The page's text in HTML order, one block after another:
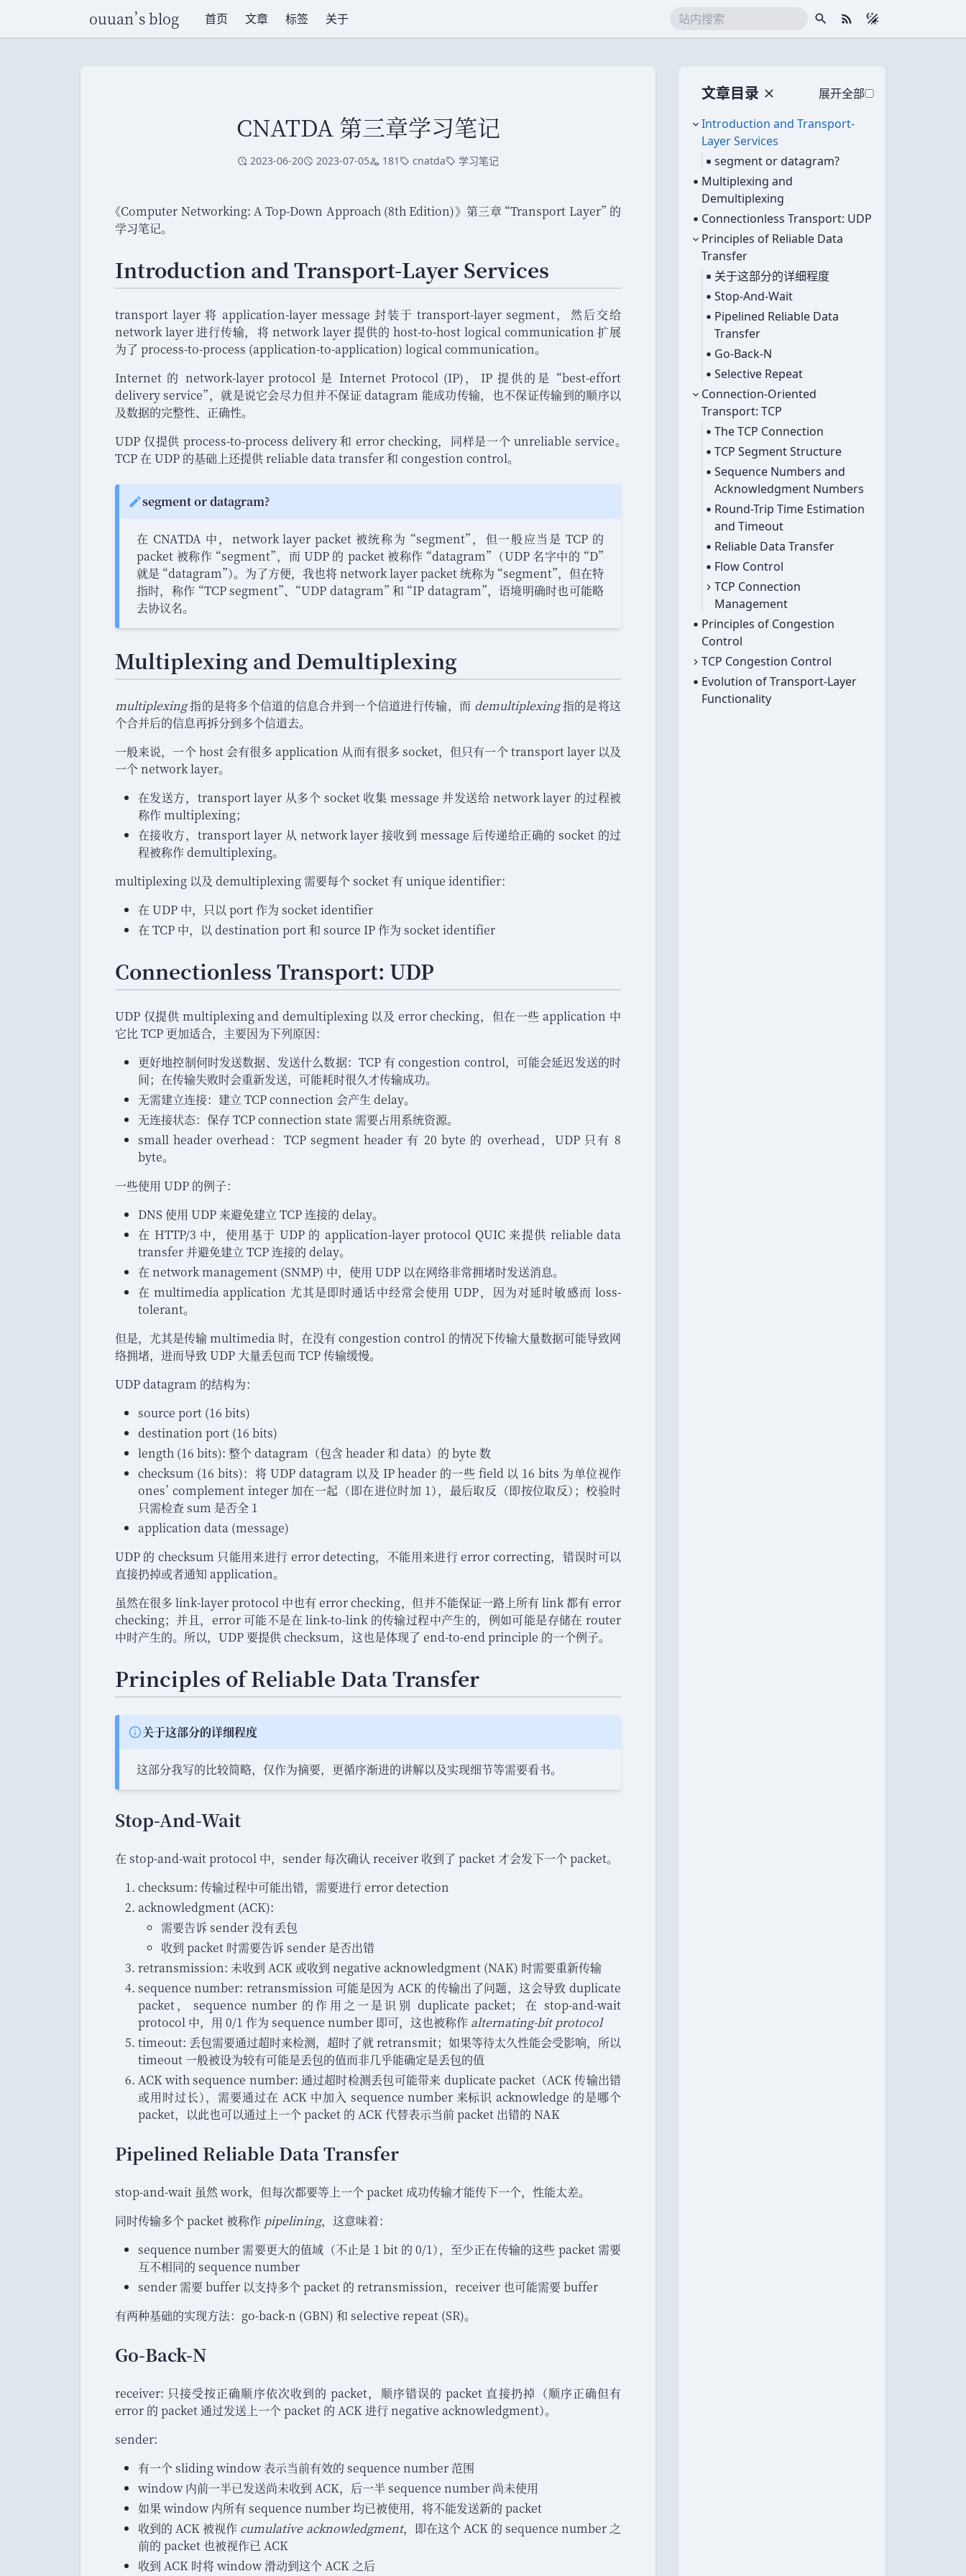
ouuan’s blog 首页 文章 标签 关于 搜索 RSS 订阅
CNATDA 第三章学习笔记
创建于
2023-06-20修改于2023-07-05访问量
181 标签cnatda标签学习笔记
《Computer Networking: A Top-Down Approach (8th Edition)》 第三章 “Transport Layer” 的
学习笔记。
Introduction and Transport-Layer Services
transport layer 将 application-layer message 封装于 transport-layer segment，
然后交给
network layer 进行传输，
将 network layer 提供的 host-to-host logical communication 扩展
为了 process-to-process (application-to-application) logical communication。
Internet 的 network-layer protocol 是 Internet Protocol (IP)， IP 提供的是 “best-effort
delivery service”， 就是说它会尽力但并不保证 datagram 能成功传输， 也不保证传输到的顺序以
及数据的完整性、 正确性。
UDP 仅提供 process-to-process delivery 和 error checking， 同样是一个 unreliable service。
TCP 在 UDP 的基础上还提供 reliable data transfer 和 congestion control。
Note:segment or datagram?
在 CNATDA 中， network layer packet 被统称为 “segment”，
但一般应当是 TCP 的
packet 被称作 “segment”， 而 UDP 的 packet 被称作 “datagram” （UDP 名字中的 “D”
就是 “datagram”）。 为了方便， 我也将 network layer packet 统称为 “segment”， 但在特
指时， 称作 “TCP segment”、 “UDP datagram” 和 “IP datagram”， 语境明确时也可能略
去协议名。
Multiplexing and Demultiplexing
multiplexing指的是将多个信道的信息合并到一个信道进行传输， 而 demultiplexing指的是将这
个合并后的信息再拆分到多个信道去。
一般来说， 一个 host 会有很多 application 从而有很多 socket， 但只有一个 transport layer 以及
一个 network layer。
在发送方， transport layer 从多个 socket 收集 message 并发送给 network layer 的过程被
称作 multiplexing；
在接收方， transport layer 从 network layer 接收到 message 后传递给正确的 socket 的过
程被称作 demultiplexing。
multiplexing 以及 demultiplexing 需要每个 socket 有 unique identifier：
在 UDP 中，
只以 port 作为 socket identifier
在 TCP 中， 以 destination port 和 source IP 作为 socket identifier
Connectionless Transport: UDP
UDP 仅提供 multiplexing and demultiplexing 以及 error checking， 但在一些 application 中
它比 TCP 更加适合， 主要因为下列原因：
更好地控制何时发送数据、 发送什么数据： TCP 有 congestion control， 可能会延迟发送的时
间； 在传输失败时会重新发送， 可能耗时很久才传输成功。
无需建立连接： 建立 TCP connection 会产生 delay。
无连接状态： 保存 TCP connection state 需要占用系统资源。
small header overhead： TCP segment header 有 20 byte 的 overhead，
UDP 只有 8
byte。
一些使用 UDP 的例子：
DNS 使用 UDP 来避免建立 TCP 连接的 delay。
在 HTTP/3 中，
使用基于 UDP 的 application-layer protocol QUIC 来提供 reliable data
transfer 并避免建立 TCP 连接的 delay。
在 network management (SNMP) 中， 使用 UDP 以在网络非常拥堵时发送消息。
在 multimedia application 尤其是即时通话中经常会使用 UDP，
因为对延时敏感而 loss-
tolerant。
但是， 尤其是传输 multimedia 时， 在没有 congestion control 的情况下传输大量数据可能导致网
络拥堵， 进而导致 UDP 大量丢包而 TCP 传输缓慢。
UDP datagram 的结构为：
source port (16 bits)
destination port (16 bits)
length (16 bits): 整个 datagram （包含 header 和 data） 的 byte 数
checksum (16 bits)： 将 UDP datagram 以及 IP header 的一些 field 以 16 bits 为单位视作
ones’ complement integer 加在一起 （即在进位时加 1）， 最后取反 （即按位取反） ； 校验时
只需检查 sum 是否全 1
application data (message)
UDP 的 checksum 只能用来进行 error detecting， 不能用来进行 error correcting， 错误时可以
直接扔掉或者通知 application。
虽然在很多 link-layer protocol 中也有 error checking， 但并不能保证一路上所有 link 都有 error
checking； 并且， error 可能不是在 link-to-link 的传输过程中产生的， 例如可能是存储在 router
中时产生的。 所以， UDP 要提供 checksum， 这也是体现了 end-to-end principle 的一个例子。
Principles of Reliable Data Transfer
Info:关于这部分的详细程度
这部分我写的比较简略， 仅作为摘要， 更循序渐进的讲解以及实现细节等需要看书。
Stop-And-Wait
在 stop-and-wait protocol 中， sender 每次确认 receiver 收到了 packet 才会发下一个 packet。
checksum: 传输过程中可能出错， 需要进行 error detection
acknowledgment (ACK):
需要告诉 sender 没有丢包
收到 packet 时需要告诉 sender 是否出错
retransmission: 未收到 ACK 或收到 negative acknowledgment (NAK) 时需要重新传输
sequence number: retransmission 可能是因为 ACK 的传输出了问题， 这会导致 duplicate
packet， sequence number 的作用之一是识别 duplicate packet；
在 stop-and-wait
protocol 中， 用 0/1 作为 sequence number 即可， 这也被称作 alternating-bit protocol
timeout: 丢包需要通过超时来检测， 超时了就 retransmit； 如果等待太久性能会受影响， 所以
timeout 一般被设为较有可能是丢包的值而非几乎能确定是丢包的值
ACK with sequence number: 通过超时检测丢包可能带来 duplicate packet （ACK 传输出错
或用时过长）， 需要通过在 ACK 中加入 sequence number 来标识 acknowledge 的是哪个
packet， 以此也可以通过上一个 packet 的 ACK 代替表示当前 packet 出错的 NAK
Pipelined Reliable Data Transfer
stop-and-wait 虽然 work， 但每次都要等上一个 packet 成功传输才能传下一个， 性能太差。
同时传输多个 packet 被称作 pipelining， 这意味着：
sequence number 需要更大的值域 （不止是 1 bit 的 0/1）， 至少正在传输的这些 packet 需要
互不相同的 sequence number
sender 需要 buffer 以支持多个 packet 的 retransmission， receiver 也可能需要 buffer
有两种基础的实现方法： go-back-n (GBN) 和 selective repeat (SR)。
Go-Back-N
receiver: 只接受按正确顺序依次收到的 packet， 顺序错误的 packet 直接扔掉 （顺序正确但有
error 的 packet 通过发送上一个 packet 的 ACK 进行 negative acknowledgment）。
sender:
有一个 sliding window 表示当前有效的 sequence number 范围
window 内前一半已发送尚未收到 ACK， 后一半 sequence number 尚未使用
如果 window 内所有 sequence number 均已被使用， 将不能发送新的 packet
收到的 ACK 被视作 cumulative acknowledgment， 即在这个 ACK 的 sequence number 之
前的 packet 也被视作已 ACK
收到 ACK 时将 window 滑动到这个 ACK 之后
文章目录
展开全部
已展开
Introduction and Transport-
Layer Services
卡片
segment or datagram?
Multiplexing and
Demultiplexing
Connectionless Transport: UDP
已展开
Principles of Reliable Data
Transfer
卡片
关于这部分的详细程度
Stop-And-Wait
Pipelined Reliable Data
Transfer
Go-Back-N
Selective Repeat
已展开
Connection-Oriented
Transport: TCP
The TCP Connection
TCP Segment Structure
Sequence Numbers and
Acknowledgment Numbers
Round-Trip Time Estimation
and Timeout
Reliable Data Transfer
Flow Control
已折叠
TCP Connection
Management
Principles of Congestion
Control
已折叠
TCP Congestion Control
Evolution of Transport-Layer
Functionality